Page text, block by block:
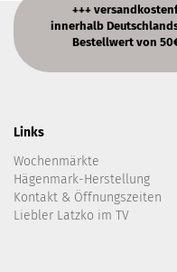
+++
innerhalb
Bestellwert von
Links
Wochenmärkte
Hägenmark-Herstellung
Kontakt & Öffnungszeiten
Liebler Latzko im TV